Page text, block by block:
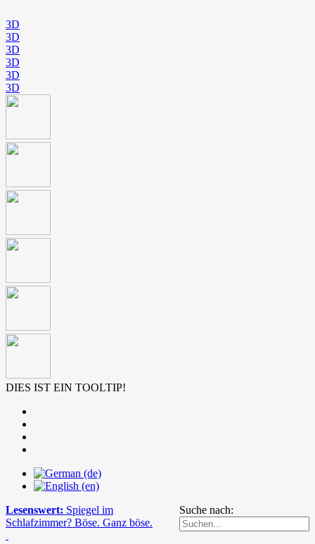
3D
3D
3D
3D
3D
3D
DIES IST EIN TOOLTIP!
Suche nach:
Lesenswert: Spiegel im
Schlafzimmer? Böse. Ganz böse.